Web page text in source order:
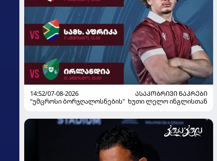
14:52/07-08-2026
ᲐᲡᲐᲙᲝᲑᲠᲘᲕᲘ ᲜᲐᲙᲠᲔᲑᲘ
"უმცროსი ბორჯღალოსნების" ხუთი ლელო ინგლისთან